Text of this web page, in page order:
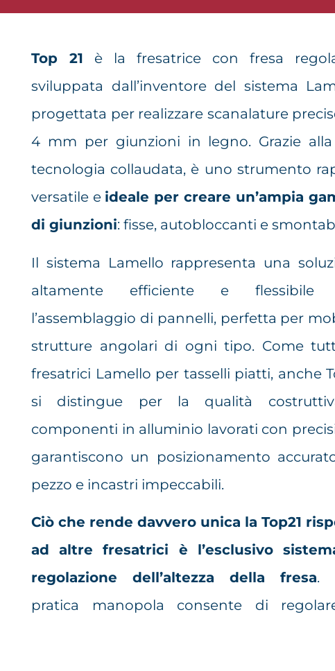
Top 21 è la fresatrice con fresa
sviluppata dall’inventore del sistema
progettata per realizzare scanalature
4 mm per giunzioni in legno. Grazie alla
tecnologia collaudata, è uno strumento
versatile e ideale per creare un’ampia
di giunzioni: fisse, autobloccanti e
Il sistema Lamello rappresenta una
altamente efficiente e flessibile
l’assemblaggio di pannelli, perfetta per
strutture angolari di ogni tipo. Come
fresatrici Lamello per tasselli piatti, anche
si distingue per la qualità
componenti in alluminio lavorati con
garantiscono un posizionamento
pezzo e incastri impeccabili.
Ciò che rende davvero unica la Top21
ad altre fresatrici è l’esclusivo
regolazione dell’altezza della fresa.
pratica manopola consente di